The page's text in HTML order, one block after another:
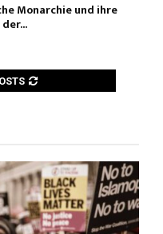
Monarchie und ihre